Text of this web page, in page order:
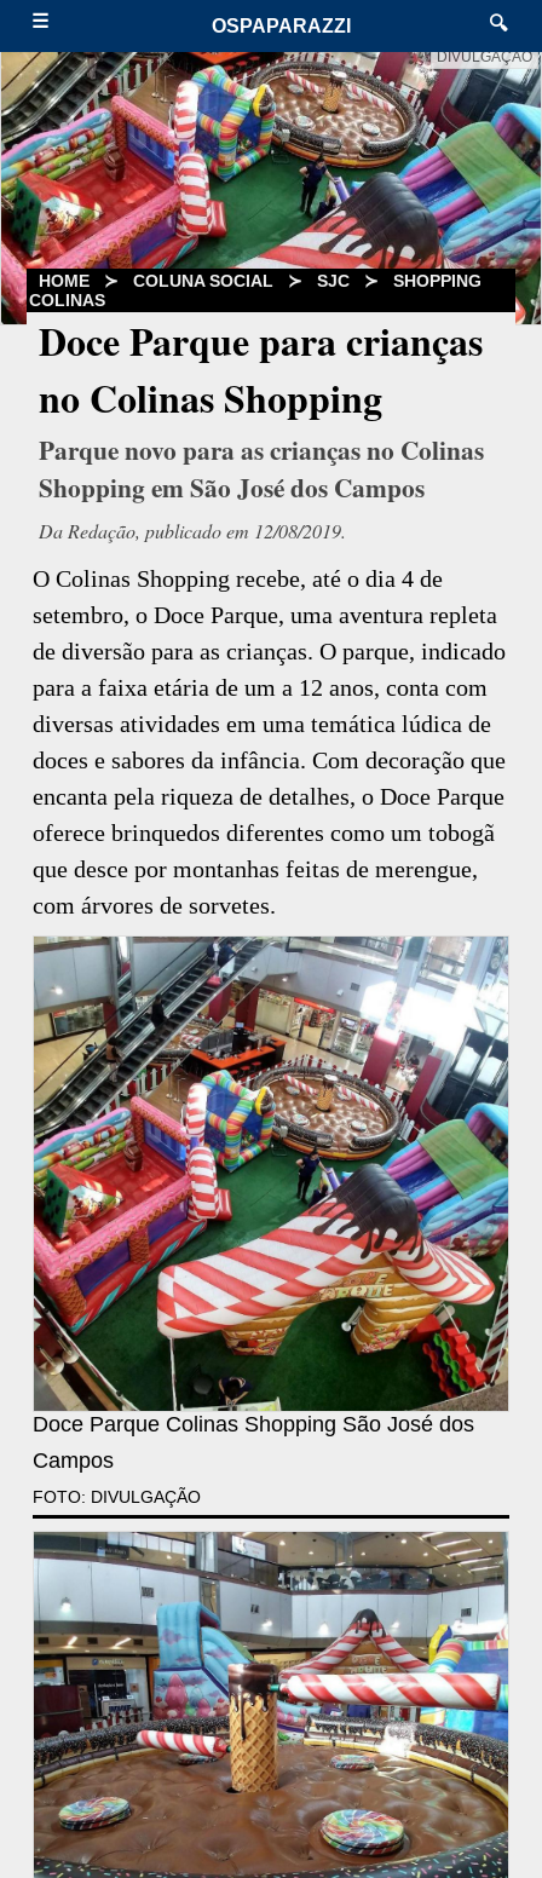
☰ OSPAPARAZZI 🔍
DIVULGAÇÃO
HOME ≻ COLUNA SOCIAL ≻ SJC ≻
SHOPPING
COLINAS
Doce Parque para crianças
no Colinas Shopping
Parque novo para as crianças no Colinas
Shopping em São José dos Campos
Da Redação, publicado em 12/08/2019.
O Colinas Shopping recebe, até o dia 4 de
setembro, o Doce Parque, uma aventura repleta
de diversão para as crianças. O parque, indicado
para a faixa etária de um a 12 anos, conta com
diversas atividades em uma temática lúdica de
doces e sabores da infância. Com decoração que
encanta pela riqueza de detalhes, o Doce Parque
oferece brinquedos diferentes como um tobogã
que desce por montanhas feitas de merengue,
com árvores de sorvetes.
Doce Parque Colinas Shopping São José dos
Campos
FOTO: DIVULGAÇÃO